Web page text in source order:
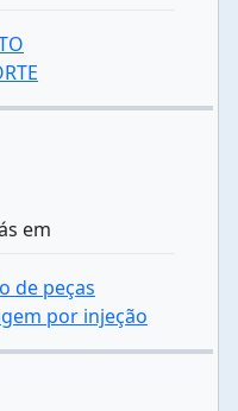
em
de peças
por injeção